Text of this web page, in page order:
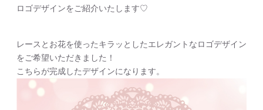
ロゴデザインをご紹介いたします♡
レースとお花を使ったキラッとしたエレガントなロゴデザイン
をご希望いただきました！
こちらが完成したデザインになります。